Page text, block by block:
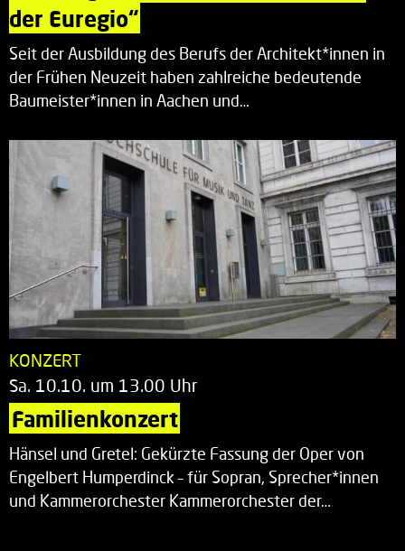
der Euregio“
Seit der Ausbildung des Berufs der Architekt*innen in
der Frühen Neuzeit haben zahlreiche bedeutende
Baumeister*innen in Aachen und…
KONZERT
Sa. 10.10. um 13.00 Uhr
Familienkonzert
Hänsel und Gretel: Gekürzte Fassung der Oper von
Engelbert Humperdinck – für Sopran, Sprecher*innen
und Kammerorchester Kammerorchester der…